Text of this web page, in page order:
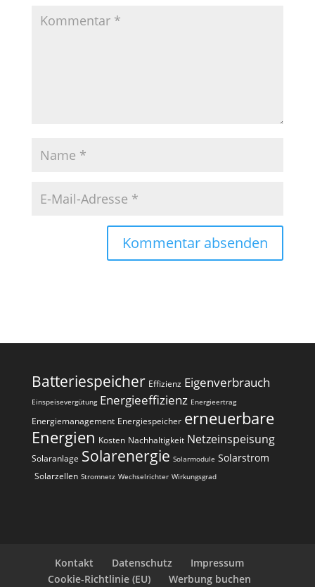
t
i
v
e
:
Batteriespeicher Effizienz Eigenverbrauch
Einspeisevergütung Energieeffizienz Energieertrag
Energiemanagement Energiespeicher erneuerbare
Energien Kosten Nachhaltigkeit Netzeinspeisung
Solaranlage Solarenergie Solarmodule Solarstrom
Solarzellen Stromnetz Wechselrichter Wirkungsgrad
Kontakt Datenschutz
Impressum
Cookie-Richtlinie (EU)
Werbung buchen